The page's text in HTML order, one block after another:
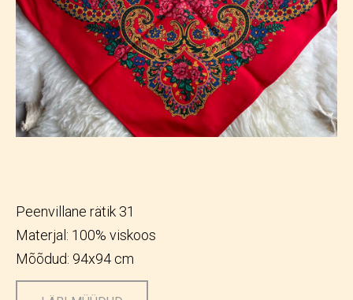
Peenvillane rätik 31
Materjal: 100% viskoos
Mõõdud: 94x94 cm